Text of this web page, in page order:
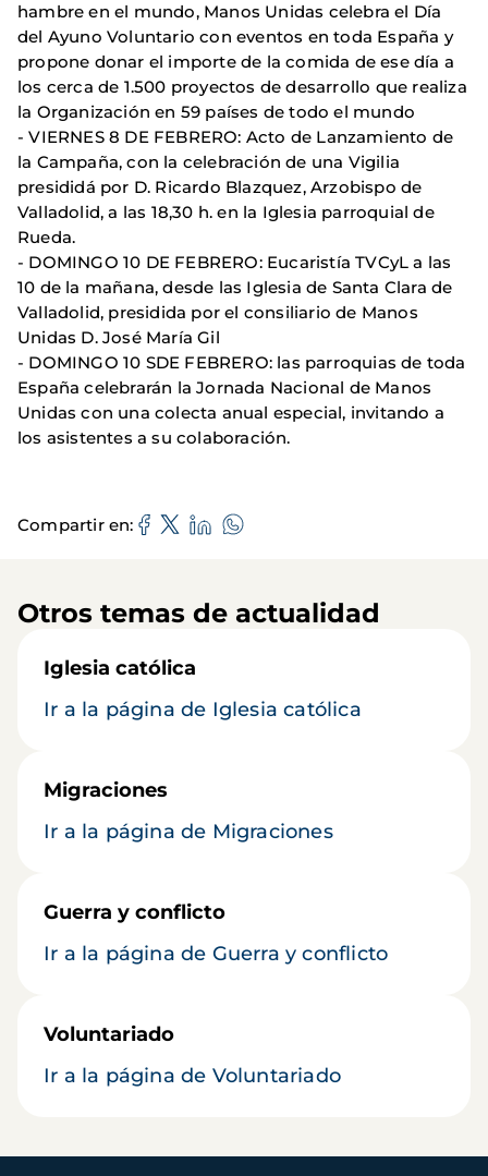
hambre en el mundo, Manos Unidas celebra el Día
del Ayuno Voluntario con eventos en toda España y
propone donar el importe de la comida de ese día a
los cerca de 1.500 proyectos de desarrollo que realiza
la Organización en 59 países de todo el mundo
- VIERNES 8 DE FEBRERO: Acto de Lanzamiento de
la Campaña, con la celebración de una Vigilia
presididá por D. Ricardo Blazquez, Arzobispo de
Valladolid, a las 18,30 h. en la Iglesia parroquial de
Rueda.
- DOMINGO 10 DE FEBRERO: Eucaristía TVCyL a las
10 de la mañana, desde las Iglesia de Santa Clara de
Valladolid, presidida por el consiliario de Manos
Unidas D. José María Gil
- DOMINGO 10 SDE FEBRERO: las parroquias de toda
España celebrarán la Jornada Nacional de Manos
Unidas con una colecta anual especial, invitando a
los asistentes a su colaboración.
Compartir en
Otros temas de actualidad
Iglesia católica
Ir a la página de Iglesia católica
Migraciones
Ir a la página de Migraciones
Guerra y conflicto
Ir a la página de Guerra y conflicto
Voluntariado
Ir a la página de Voluntariado